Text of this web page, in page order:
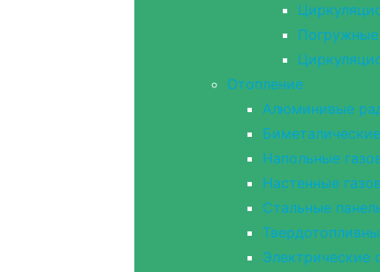
Отопление
Алюминивые
Напольные
Настенные
Стальные
Электрические